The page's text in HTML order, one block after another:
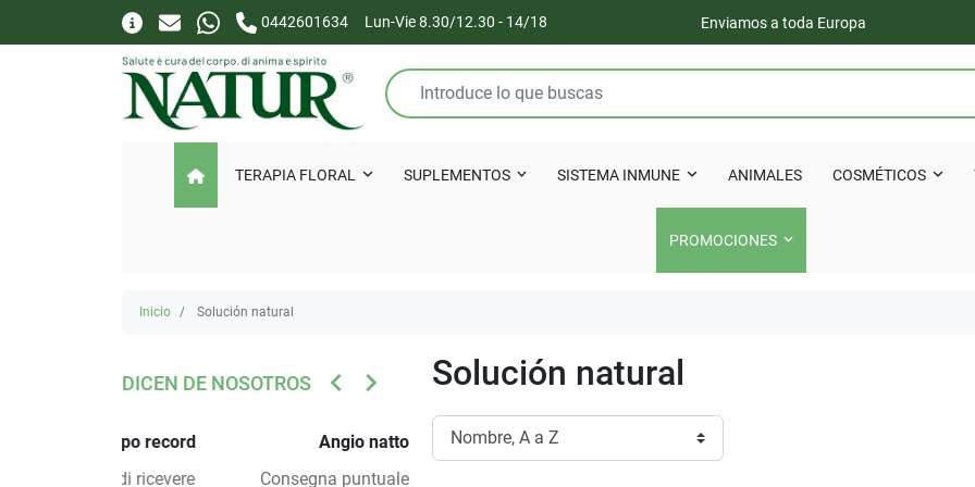
0442601634 Lun-Vie 8.30/12.30 - 14/18 Enviamos a toda Europa
TERAPIA FLORAL SUPLEMENTOS SISTEMA INMUNE ANIMALES COSMÉTICOS
PROMOCIONES
Inicio Solución natural
DICEN DE NOSOTROS ANTERIOR
keyboard_arrow_left SIGUIENTE
keyboard_arrow_right
Consegna puntuale e super
Ottimo
Solución natural